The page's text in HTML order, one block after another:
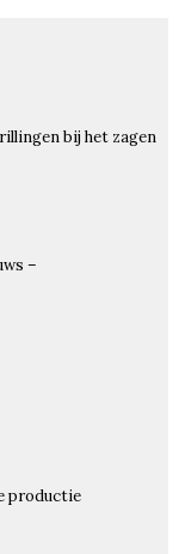
bij het zagen
–
productie